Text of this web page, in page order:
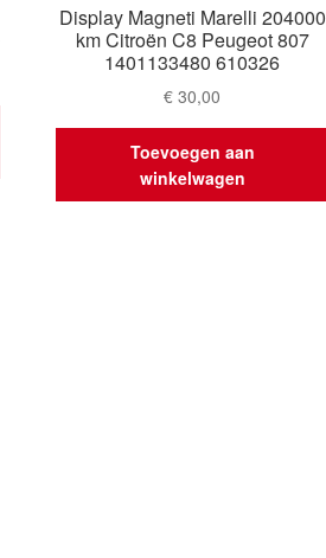
Display Magneti Marelli 204000
km Citroën C8 Peugeot 807
1401133480 610326
€ 30,00
Toevoegen aan
winkelwagen